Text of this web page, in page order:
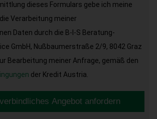
dieses Formulars gebe ich meine
Verarbeitung meiner
Daten durch die B-I-S Beratung-
GmbH, Nußbaumerstraße 2/9, 8042 Graz
Bearbeitung meiner Anfrage, gemäß den
der Kredit Austria.
Angebot anfordern